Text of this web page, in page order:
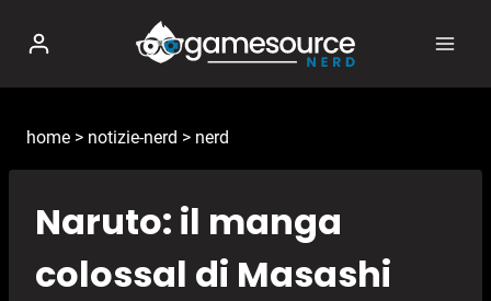
contenuto
home > notizie-nerd > nerd
Naruto: il manga
colossal di Masashi